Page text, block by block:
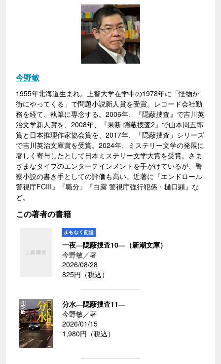
今野敏
1955年北海道生まれ。上智大学在学中の1978年に「怪物が
街にやってくる」で問題小説新人賞を受賞。レコード会社勤
務を経て、執筆に専念する。2006年、『隠蔽捜査』で吉川英
治文学新人賞を、2008年、『果断 隠蔽捜査2』で山本周五郎
賞と日本推理作家協会賞を、2017年、「隠蔽捜査」シリーズ
で吉川英治文庫賞を受賞。2024年、ミステリー文学の発展に
著しく寄与したとして日本ミステリー文学大賞を受賞。さま
ざまなタイプのエンターテインメントを手がけているが、警
察小説の書き手としての評価も高い。近著に『エンドロール
警視庁FCIII』『職分』『白露 警視庁強行犯係・樋口顕』な
ど。
この著者の書籍
一夜―隠蔽捜査10―（新潮文庫）
今野敏／著
2026/08/28
825円（税込）
分水―隠蔽捜査11―
今野敏／著
2026/01/15
1,980円（税込）